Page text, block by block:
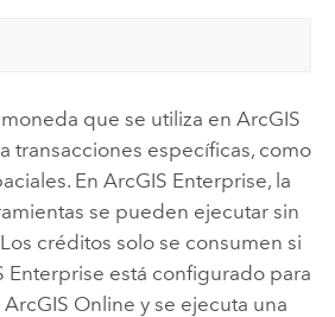
que se utiliza en ArcGIS
transacciones específicas, como
En ArcGIS Enterprise, la
se pueden ejecutar sin
créditos solo se consumen si
Enterprise está configurado para
ArcGIS Online y se ejecuta una